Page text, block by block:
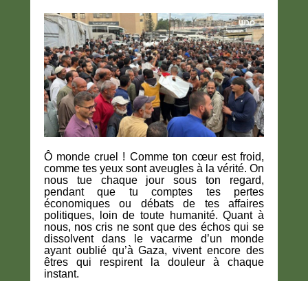
Ô monde cruel ! Comme ton cœur est froid,
comme tes yeux sont aveugles à la vérité. On
nous tue chaque jour sous ton regard,
pendant que tu comptes tes pertes
économiques ou débats de tes affaires
politiques, loin de toute humanité. Quant à
nous, nos cris ne sont que des échos qui se
dissolvent dans le vacarme d’un monde
ayant oublié qu’à Gaza, vivent encore des
êtres qui respirent la douleur à chaque
instant.